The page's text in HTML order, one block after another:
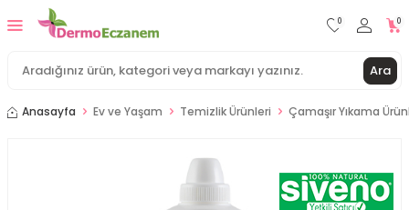
Ara
0 0
Anasayfa Ev ve Yaşam Temizlik Ürünleri Çamaşır Yıkama